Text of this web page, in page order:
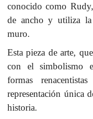
conocido como
de ancho y utiliza la
muro.
Esta pieza de arte,
con el simbolismo
formas
representación única
historia.